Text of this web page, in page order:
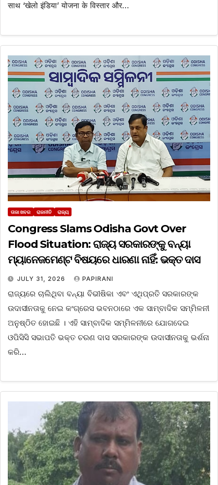
साथ ‘खेलो इंडिया’ योजना के विस्तार और…
ତାଜା ଖବର ରାଜନୀତି ରାଜ୍ୟ
Congress Slams Odisha Govt Over
Flood Situation: ରାଜ୍ୟ ସରକାରଙ୍କୁ ବନ୍ୟା
ମ୍ୟାନେଜମେଣ୍ଟ ବିଷୟରେ ଧାରଣା ନାହିଁ: ଭକ୍ତ ଦାସ
JULY 31, 2026 PAPIRANI
ରାଜ୍ୟରେ ଚାଲିଥିବା ବନ୍ୟା ବିଭୀଷିକା ଏବଂ ଏଥିପ୍ରତି ସରକାରଙ୍କ
ଉଦାସୀନତାକୁ ନେଇ କଂଗ୍ରେସ ଭବନଠାରେ ଏକ ସାମ୍ବାଦିକ ସମ୍ମିଳନୀ
ଅନୁଷ୍ଠିତ ହୋଇଛି । ଏହି ସାମ୍ବାଦିକ ସମ୍ମିଳନୀରେ ଯୋଗଦେଇ
ଓପିସିସି ସଭାପତି ଭକ୍ତ ଚରଣ ଦାସ ସରକାରଙ୍କ ଉଦାସୀନତାକୁ ଭର୍ଶନା
କରି…